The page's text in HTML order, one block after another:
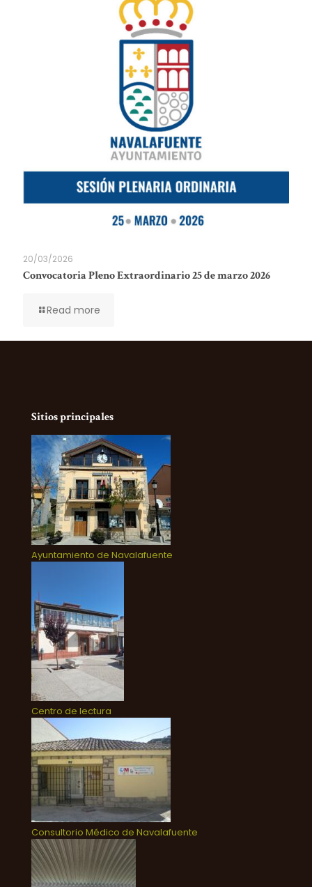
20/03/2026
Convocatoria Pleno Extraordinario 25 de marzo 2026
Read more
Sitios principales
Ayuntamiento de Navalafuente
Centro de lectura
Consultorio Médico de Navalafuente